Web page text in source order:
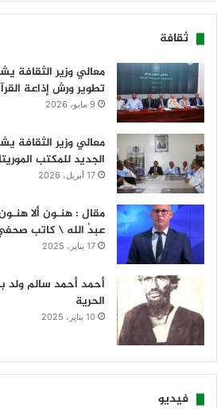
ثقافة
معالي وزير الثقافة
تطوير ورش إذاعة
9 مايو، 2026
معالي وزير الثقافة
الجديد للمكتب
17 أبريل، 2026
مقال : هنـون ألا
عبدُ الله \ كاتب
17 يناير، 2025
أحمد أحمد سالم ولد
الحرية
10 يناير، 2025
فيديو